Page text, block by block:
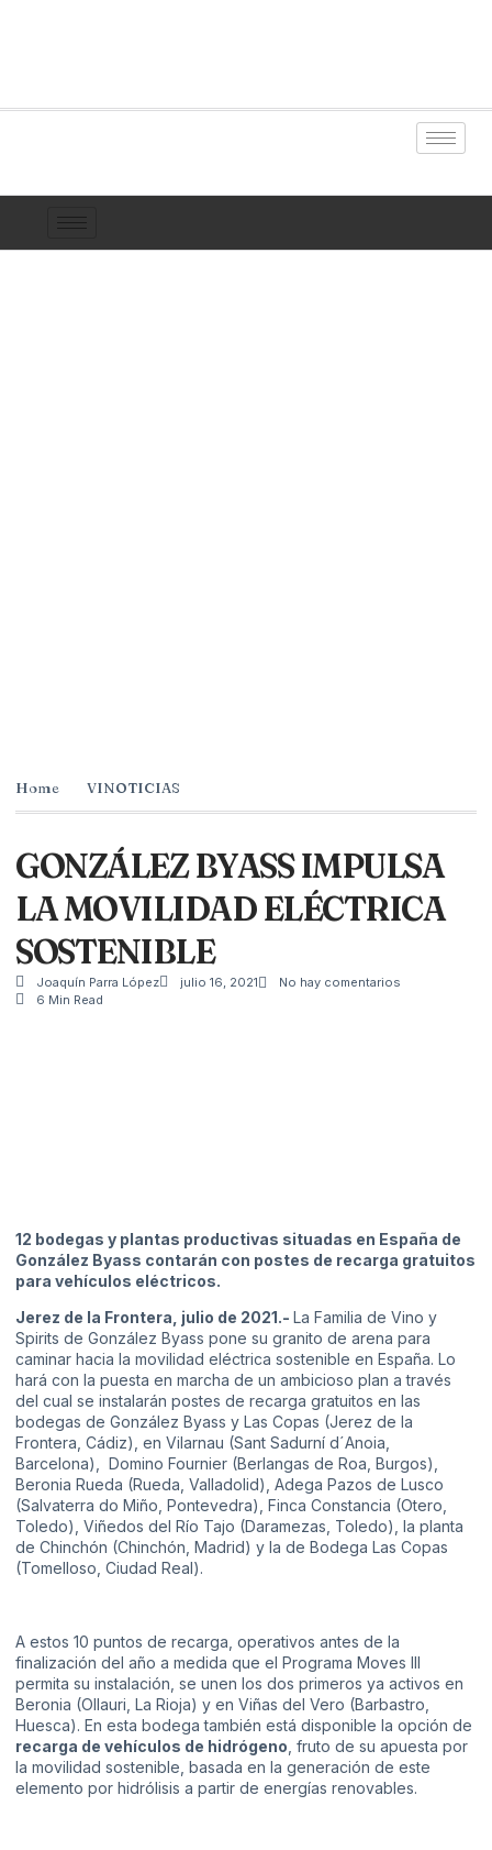
Home VINOTICIAS
GONZÁLEZ BYASS IMPULSA
LA MOVILIDAD ELÉCTRICA
SOSTENIBLE
Joaquín Parra López julio 16, 2021
No hay comentarios
6 Min Read
12 bodegas y plantas productivas situadas en España de
González Byass contarán con postes de recarga gratuitos
para vehículos eléctricos.
Jerez de la Frontera, julio de 2021.- La Familia de Vino y
Spirits de González Byass pone su granito de arena para
caminar hacia la movilidad eléctrica sostenible en España. Lo
hará con la puesta en marcha de un ambicioso plan a través
del cual se instalarán postes de recarga gratuitos en las
bodegas de González Byass y Las Copas (Jerez de la
Frontera, Cádiz), en Vilarnau (Sant Sadurní d´Anoia,
Barcelona), Domino Fournier (Berlangas de Roa, Burgos),
Beronia Rueda (Rueda, Valladolid), Adega Pazos de Lusco
(Salvaterra do Miño, Pontevedra), Finca Constancia (Otero,
Toledo), Viñedos del Río Tajo (Daramezas, Toledo), la planta
de Chinchón (Chinchón, Madrid) y la de Bodega Las Copas
(Tomelloso, Ciudad Real).
A estos 10 puntos de recarga, operativos antes de la
finalización del año a medida que el Programa Moves III
permita su instalación, se unen los dos primeros ya activos en
Beronia (Ollauri, La Rioja) y en Viñas del Vero (Barbastro,
Huesca). En esta bodega también está disponible la opción de
recarga de vehículos de hidrógeno , fruto de su apuesta por
la movilidad sostenible, basada en la generación de este
elemento por hidrólisis a partir de energías renovables.